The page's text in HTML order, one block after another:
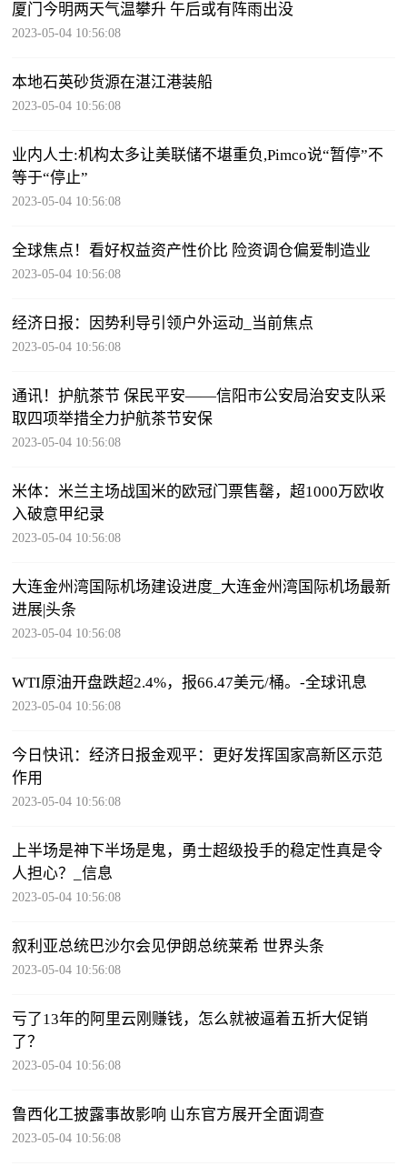
厦门今明两天气温攀升 午后或有阵雨出没
2023-05-04 10:56:08
本地石英砂货源在湛江港装船
2023-05-04 10:56:08
业内人士:机构太多让美联储不堪重负,Pimco说“暂停”不
等于“停止”
2023-05-04 10:56:08
全球焦点！看好权益资产性价比 险资调仓偏爱制造业
2023-05-04 10:56:08
经济日报：因势利导引领户外运动_当前焦点
2023-05-04 10:56:08
通讯！护航茶节 保民平安——信阳市公安局治安支队采
取四项举措全力护航茶节安保
2023-05-04 10:56:08
米体：米兰主场战国米的欧冠门票售罄，超1000万欧收
入破意甲纪录
2023-05-04 10:56:08
大连金州湾国际机场建设进度_大连金州湾国际机场最新
进展|头条
2023-05-04 10:56:08
WTI原油开盘跌超2.4%，报66.47美元/桶。-全球讯息
2023-05-04 10:56:08
今日快讯：经济日报金观平：更好发挥国家高新区示范
作用
2023-05-04 10:56:08
上半场是神下半场是鬼，勇士超级投手的稳定性真是令
人担心？_信息
2023-05-04 10:56:08
叙利亚总统巴沙尔会见伊朗总统莱希 世界头条
2023-05-04 10:56:08
亏了13年的阿里云刚赚钱，怎么就被逼着五折大促销
了？
2023-05-04 10:56:08
鲁西化工披露事故影响 山东官方展开全面调查
2023-05-04 10:56:08